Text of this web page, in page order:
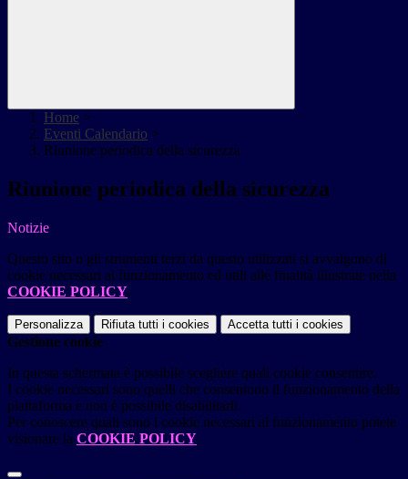
Home >
Eventi Calendario >
Riunione periodica della sicurezza
Riunione periodica della sicurezza
Notizie
Questo sito o gli strumenti terzi da questo utilizzati si avvalgono di
cookie necessari al funzionamento ed utili alle finalità illustrate nella
COOKIE POLICY.
Personalizza Rifiuta tutti i cookies Accetta tutti i cookies
Gestione cookie
In questa schermata è possibile scegliere quali cookie consentire.
I cookie necessari sono quelli che consentono il funzionamento della
piattaforma e non è possibile disabilitarli.
Per conoscere quali sono i cookie necessari al funzionamento potete
visionare la COOKIE POLICY.